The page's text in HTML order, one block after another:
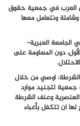
العرب في جمعية حقوق
ونتعامل معها
العبرية-
دون المساومة على
اوصي من خلال
لتجنيد موارد
وعنف الشرطة
ان تتكفل بأعباء